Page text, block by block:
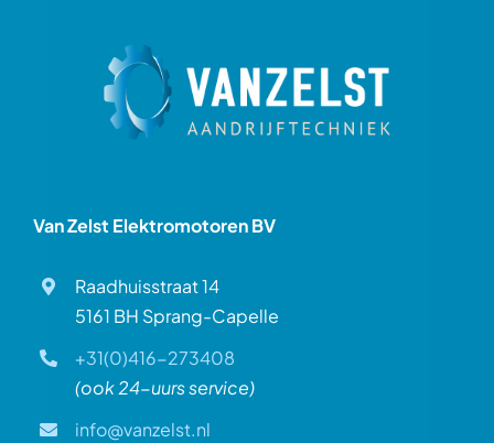
Van Zelst Elektromotoren BV
Raadhuisstraat 14
5161 BH Sprang-Capelle
+31(0)416-273408
(ook 24-uurs service)
info@vanzelst.nl